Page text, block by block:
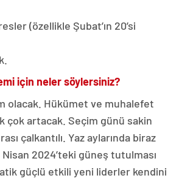
(özellikle Şubat’ın 20’si
için neler söylersiniz?
olacak. Hükümet ve muhalefet
çok artacak. Seçim günü sakin
çalkantılı. Yaz aylarında biraz
2024’teki güneş tutulması
güçlü etkili yeni liderler kendini